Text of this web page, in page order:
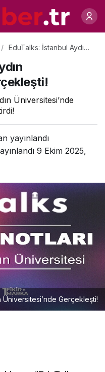
EduTalks: İstanbul Aydın
Gerçekleşti!
Üniversitesi’nde
yayınlandı
9 Ekim 2025,
Üniversitesi’nde Gerçekleşti!
0 Paylaş